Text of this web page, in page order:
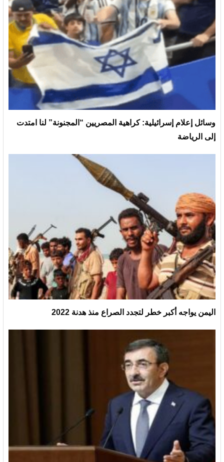
وسائل إعلام إسرائيلية: كراهية المصريين “المجنونة” لنا امتدت
إلى الرياضة
اليمن يواجه أكبر خطر لتجدد الصراع منذ هدنة 2022